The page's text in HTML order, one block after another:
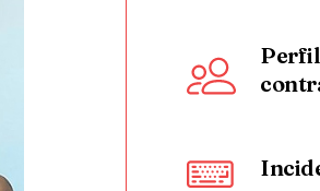
Perfil